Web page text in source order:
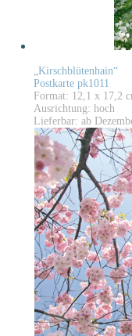
„Kirschblütenhain“
Postkarte pk1011
Format: 12,1 x 17,2
Ausrichtung: hoch
Lieferbar: ab